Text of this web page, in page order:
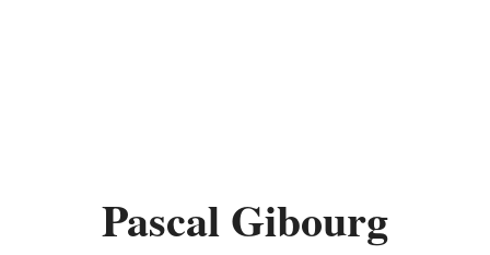
Pascal Gibourg